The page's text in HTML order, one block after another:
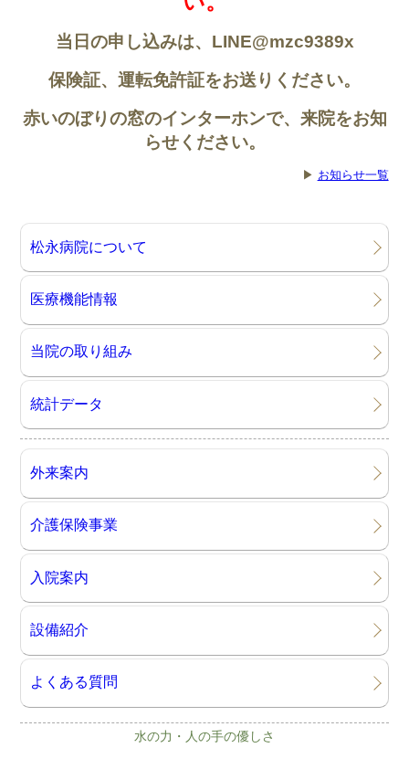
当日の申し込みは、LINE@mzc9389x
保険証、運転免許証をお送りください。
赤いのぼりの窓のインターホンで、来院をお知
らせください。
▶ お知らせ一覧
松永病院について
医療機能情報
当院の取り組み
統計データ
外来案内
介護保険事業
入院案内
設備紹介
よくある質問
水の力・人の手の優しさ